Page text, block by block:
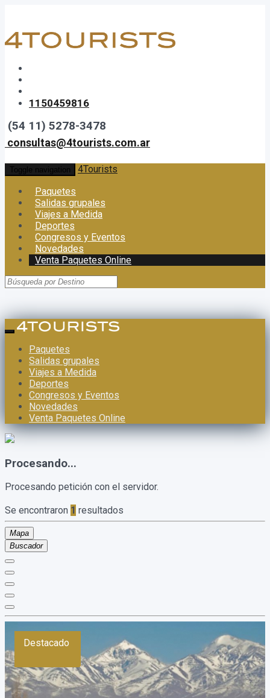
1150459816
(54 11) 5278-3478
consultas@4tourists.com.ar
Toggle navigation
4Tourists
Paquetes
Salidas grupales
Viajes a Medida
Deportes
Congresos y Eventos
Novedades
Venta Paquetes Online
Paquetes
Salidas grupales
Viajes a Medida
Deportes
Congresos y Eventos
Novedades
Venta Paquetes Online
Procesando...
Procesando petición con el servidor.
Se encontraron 1 resultados
Mapa
Buscador
Destacado